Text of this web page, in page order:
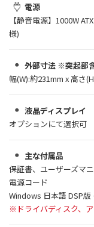
電源
【静音電源】1000W
様)
外部寸法 ※突起部
幅(W):約231mm x 高さ
液晶ディスプレイ
オプションにて選択可
主な付属品
保証書、ユーザーズマ
電源コード
Windows 日本語 DSP
※ドライバディスク、